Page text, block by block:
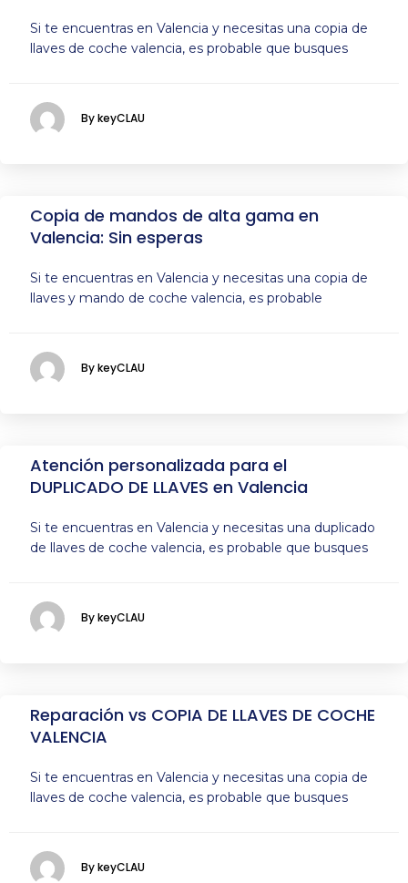
Si te encuentras en Valencia y necesitas una copia de
llaves de coche valencia, es probable que busques
By keyCLAU
Copia de mandos de alta gama en
Valencia: Sin esperas
Si te encuentras en Valencia y necesitas una copia de
llaves y mando de coche valencia, es probable
By keyCLAU
Atención personalizada para el
DUPLICADO DE LLAVES en Valencia
Si te encuentras en Valencia y necesitas una duplicado
de llaves de coche valencia, es probable que busques
By keyCLAU
Reparación vs COPIA DE LLAVES DE COCHE
VALENCIA
Si te encuentras en Valencia y necesitas una copia de
llaves de coche valencia, es probable que busques
By keyCLAU